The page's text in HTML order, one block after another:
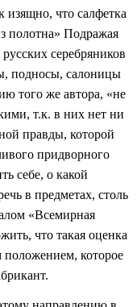
изящно, что салфетка
полотна» Подражая
серебряников
подносы, салоницы
того же автора, «не
т.к. в них нет ни
правды, которой
придворного
себе, о какой
в предметах, столь
«Всемирная
что такая оценка
которое